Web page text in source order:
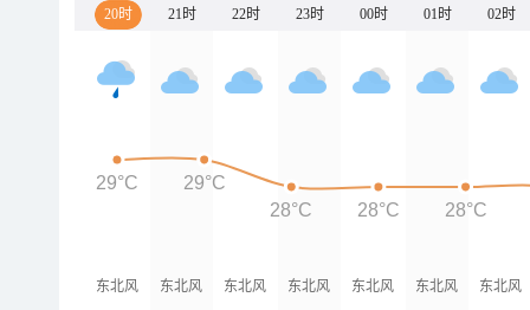
20时 21时 22时 23时 00时 01时 02时
东北风 东北风 东北风 东北风 东北风 东北风 东北风
29°C
29°C
28°C
28°C 28°C